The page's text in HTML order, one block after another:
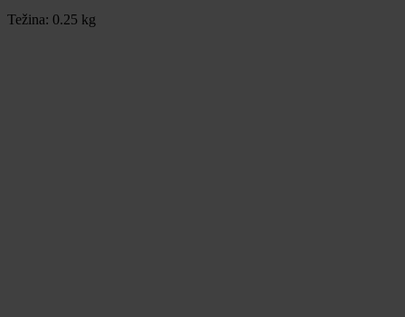
Težina: 0.25 kg